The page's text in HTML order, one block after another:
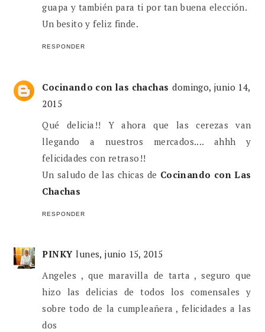
guapa y también para ti por tan buena elección.
Un besito y feliz finde.
RESPONDER
Cocinando con las chachas domingo, junio 14,
2015
Qué delicia!! Y ahora que las cerezas van
llegando a nuestros mercados.... ahhh y
felicidades con retraso!!
Un saludo de las chicas de Cocinando con Las
Chachas
RESPONDER
PINKY lunes, junio 15, 2015
Angeles , que maravilla de tarta , seguro que
hizo las delicias de todos los comensales y
sobre todo de la cumpleañera , felicidades a las
dos